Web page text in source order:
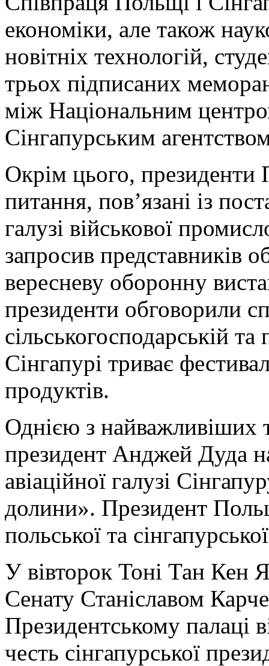
економіки, але також
новітніх технологій,
трьох підписаних
між Національним
Сінгапурським
Окрім цього, президенти
питання, пов’язані із
галузі військової
запросив представників
вересневу оборонну
президенти обговорили
сільськогосподарській
Сінгапурі триває
продуктів.
Однією з найважливіших
президент Анджей Дуда
авіаційної галузі
долини». Президент
польської та
У вівторок Тоні Тан Кен
Сенату Станіславом
Президентському палаці
честь сінгапурської